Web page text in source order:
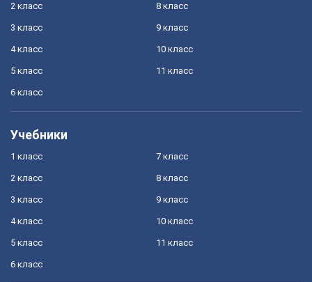
2 класс
3 класс
4 класс
5 класс
6 класс
8 класс
9 класс
10 класс
11 класс
Учебники
1 класс
2 класс
3 класс
4 класс
5 класс
6 класс
7 класс
8 класс
9 класс
10 класс
11 класс